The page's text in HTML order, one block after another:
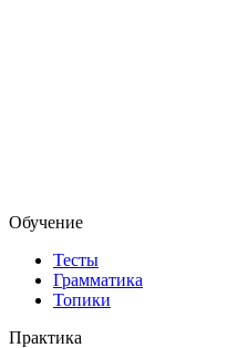
Обучение
Тесты
Грамматика
Топики
Практика